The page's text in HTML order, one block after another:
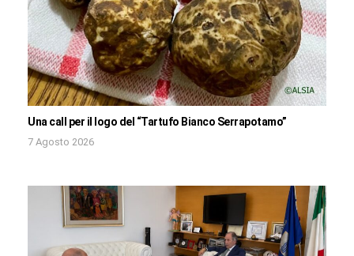
Una call per il logo del “Tartufo Bianco Serrapotamo”
7 Agosto 2026